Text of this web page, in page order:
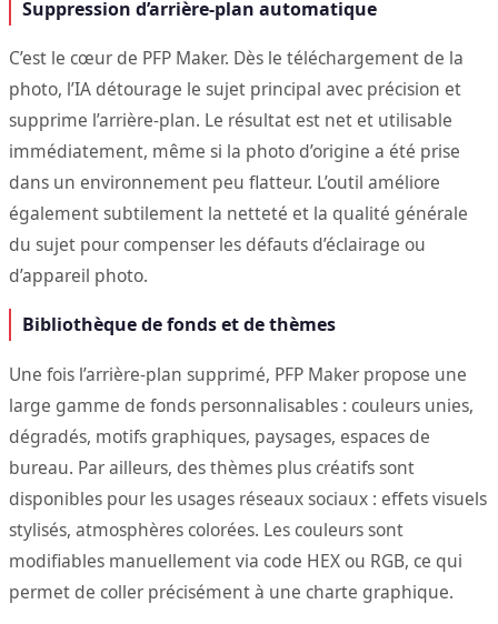
Suppression d’arrière-plan automatique
C’est le cœur de PFP Maker. Dès le téléchargement de la
photo, l’IA détourage le sujet principal avec précision et
supprime l’arrière-plan. Le résultat est net et utilisable
immédiatement, même si la photo d’origine a été prise
dans un environnement peu flatteur. L’outil améliore
également subtilement la netteté et la qualité générale
du sujet pour compenser les défauts d’éclairage ou
d’appareil photo.
Bibliothèque de fonds et de thèmes
Une fois l’arrière-plan supprimé, PFP Maker propose une
large gamme de fonds personnalisables : couleurs unies,
dégradés, motifs graphiques, paysages, espaces de
bureau. Par ailleurs, des thèmes plus créatifs sont
disponibles pour les usages réseaux sociaux : effets visuels
stylisés, atmosphères colorées. Les couleurs sont
modifiables manuellement via code HEX ou RGB, ce qui
permet de coller précisément à une charte graphique.